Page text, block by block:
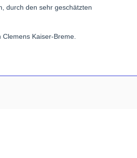
durch den sehr geschätzten
Kaiser-Breme.